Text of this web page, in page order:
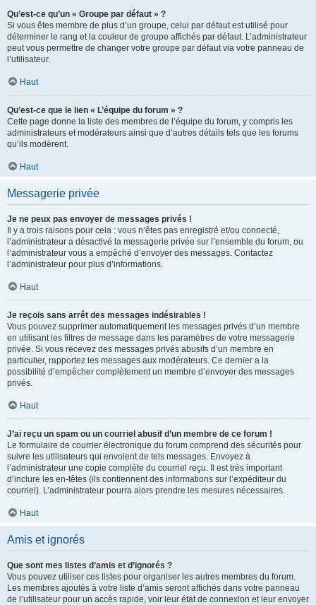
Qu’est-ce qu’un « Groupe par défaut » ?
Si vous êtes membre de plus d’un groupe, celui par défaut est utilisé pour
déterminer le rang et la couleur de groupe affichés par défaut. L’administrateur
peut vous permettre de changer votre groupe par défaut via votre panneau de
l’utilisateur.
Haut
Qu’est-ce que le lien « L’équipe du forum » ?
Cette page donne la liste des membres de l’équipe du forum, y compris les
administrateurs et modérateurs ainsi que d’autres détails tels que les forums
qu’ils modèrent.
Haut
Messagerie privée
Je ne peux pas envoyer de messages privés !
Il y a trois raisons pour cela : vous n’êtes pas enregistré et/ou connecté,
l’administrateur a désactivé la messagerie privée sur l’ensemble du forum, ou
l’administrateur vous a empêché d’envoyer des messages. Contactez
l’administrateur pour plus d’informations.
Haut
Je reçois sans arrêt des messages indésirables !
Vous pouvez supprimer automatiquement les messages privés d’un membre
en utilisant les filtres de message dans les paramètres de votre messagerie
privée. Si vous recevez des messages privés abusifs d’un membre en
particulier, rapportez les messages aux modérateurs. Ce dernier a la
possibilité d’empêcher complètement un membre d’envoyer des messages
privés.
Haut
J’ai reçu un spam ou un courriel abusif d’un membre de ce forum !
Le formulaire de courrier électronique du forum comprend des sécurités pour
suivre les utilisateurs qui envoient de tels messages. Envoyez à
l’administrateur une copie complète du courriel reçu. Il est très important
d’inclure les en-têtes (ils contiennent des informations sur l’expéditeur du
courriel). L’administrateur pourra alors prendre les mesures nécessaires.
Haut
Amis et ignorés
Que sont mes listes d’amis et d’ignorés ?
Vous pouvez utiliser ces listes pour organiser les autres membres du forum.
Les membres ajoutés à votre liste d’amis seront affichés dans votre panneau
de l’utilisateur pour un accès rapide, voir leur état de connexion et leur envoyer